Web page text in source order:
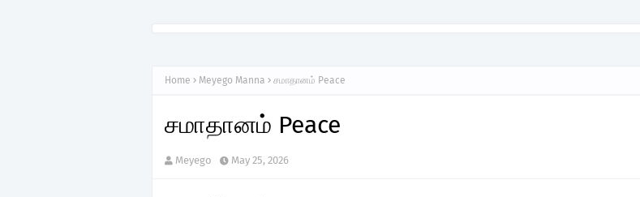
Home Meyego Manna சமாதானம் Peace
சமாதானம் Peace
Meyego May 25, 2026